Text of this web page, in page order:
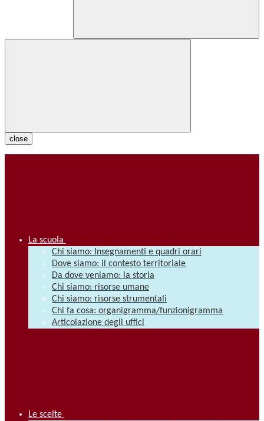
close
La scuola
Chi siamo: Insegnamenti e quadri orari
Dove siamo: il contesto territoriale
Da dove veniamo: la storia
Chi siamo: risorse umane
Chi siamo: risorse strumentali
Chi fa cosa: organigramma/funzionigramma
Articolazione degli uffici
Le scelte